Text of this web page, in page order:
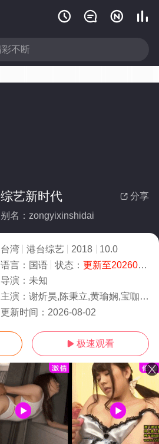
   
 分享
综艺新时代
别名：zongyixinshidai
台湾 港台综艺 2018
10.0
语言： 国语 状态： 更新至20260731期
导演： 未知
主演： 谢炘昊,陈秉立,黄瑜娴,宝咖咖,苏晏霈,曾栎骋,朱木炎,杨金桂,郭李建
更新时间： 2026-08-02
 极速观看